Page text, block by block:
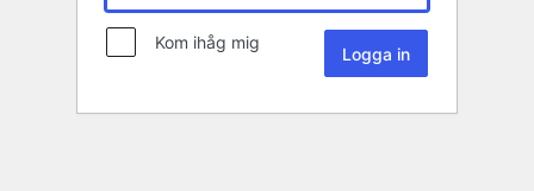
Kom ihåg mig